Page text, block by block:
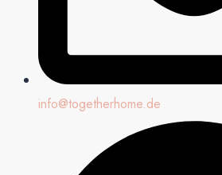
info@togetherhome.de